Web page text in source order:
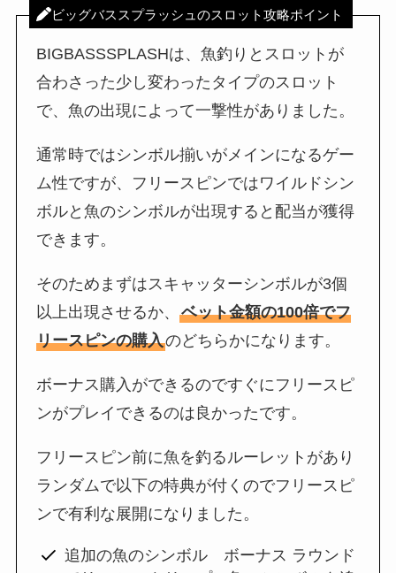
ビッグバススプラッシュのスロット攻略ポイント
BIGBASSSPLASHは、魚釣りとスロットが
合わさった少し変わったタイプのスロット
で、魚の出現によって一撃性がありました。
通常時ではシンボル揃いがメインになるゲー
ム性ですが、フリースピンではワイルドシン
ボルと魚のシンボルが出現すると配当が獲得
できます。
そのためまずはスキャッターシンボルが3個
以上出現させるか、ベット金額の100倍でフ
リースピンの購入のどちらかになります。
ボーナス購入ができるのですぐにフリースピ
ンがプレイできるのは良かったです。
フリースピン前に魚を釣るルーレットがあり
ランダムで以下の特典が付くのでフリースピ
ンで有利な展開になりました。
追加の魚のシンボル ボーナス ラウンド